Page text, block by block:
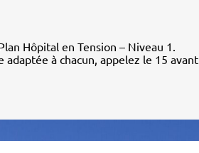
Hôpital en Tension – Niveau 1.
à chacun, appelez le 15 avant